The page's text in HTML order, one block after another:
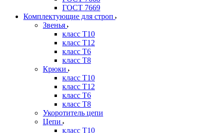
ГОСТ 7669
Комплектующие для строп
Звенья
класс Т10
класс Т12
класс Т6
класс Т8
Крюки
класс Т10
класс Т12
класс Т6
класс Т8
Укоротитель цепи
Цепи
класс Т10